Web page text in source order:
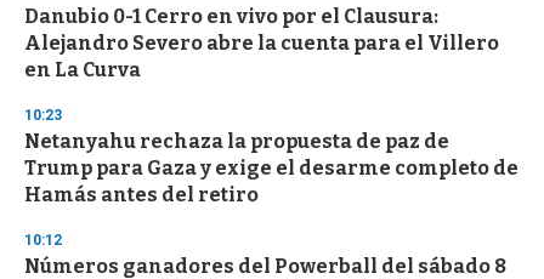
Danubio 0-1 Cerro en vivo por el Clausura:
Alejandro Severo abre la cuenta para el Villero
en La Curva
10:23
Netanyahu rechaza la propuesta de paz de
Trump para Gaza y exige el desarme completo de
Hamás antes del retiro
10:12
Números ganadores del Powerball del sábado 8